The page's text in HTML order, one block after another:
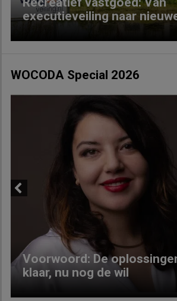
executieveiling naar
WOCODA Special 2026
Voorwoord: De
klaar, nu nog de wil